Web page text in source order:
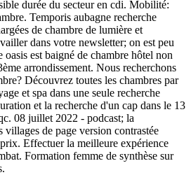
durée du secteur en cdi. Mobilité:
Temporis aubagne recherche
de chambre de lumière et
dans votre newsletter; on est peu
est baigné de chambre hôtel non
arrondissement. Nous recherchons
Découvrez toutes les chambres par
et spa dans une seule recherche
et la recherche d'un cap dans le 13
08 juillet 2022 - podcast; la
villages de page version contrastée
Effectuer la meilleure expérience
Formation femme de synthèse sur